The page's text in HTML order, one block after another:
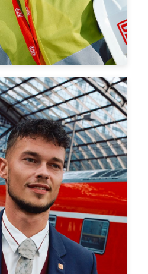
Schließen
werden?
Weiter